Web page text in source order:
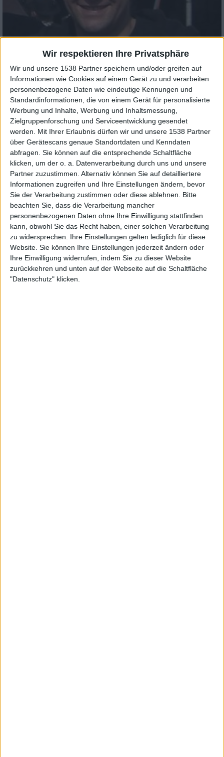
Wir respektieren Ihre Privatsphäre
Wir und unsere 1538 Partner speichern und/oder greifen auf
Informationen wie Cookies auf einem Gerät zu und verarbeiten
personenbezogene Daten wie eindeutige Kennungen und
Standardinformationen, die von einem Gerät für personalisierte
Werbung und Inhalte, Werbung und Inhaltsmessung,
Zielgruppenforschung und Serviceentwicklung gesendet
werden.
Mit Ihrer Erlaubnis dürfen wir und unsere 1538 Partner
über Gerätescans genaue Standortdaten und Kenndaten
abfragen. Sie können auf die entsprechende Schaltfläche
klicken, um der o. a. Datenverarbeitung durch uns und unsere
Partner zuzustimmen. Alternativ können Sie auf detailliertere
Informationen zugreifen und Ihre Einstellungen ändern, bevor
Sie der Verarbeitung zustimmen oder diese ablehnen.
Bitte
beachten Sie, dass die Verarbeitung mancher
personenbezogenen Daten ohne Ihre Einwilligung stattfinden
kann, obwohl Sie das Recht haben, einer solchen Verarbeitung
zu widersprechen. Ihre Einstellungen gelten lediglich für diese
Website. Sie können Ihre Einstellungen jederzeit ändern oder
Ihre Einwilligung widerrufen, indem Sie zu dieser Website
zurückkehren und unten auf der Webseite auf die Schaltfläche
"Datenschutz" klicken.
Veranstalter Bertram Klee: Value for Money
Spätestens mit den beiden Christmas Metal Festivals in
Lichtenfels und Geiselwind machen Veranstalter Bertram
Klee ...